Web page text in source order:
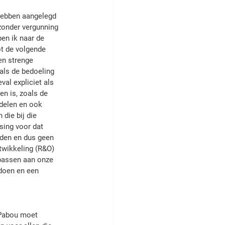
aangelegd
vergunning
ik naar de
de volgende
strenge
de bedoeling
expliciet als
is, zoals de
en ook
die bij die
voor dat
en dus geen
(R&O)
aan onze
en een
moet